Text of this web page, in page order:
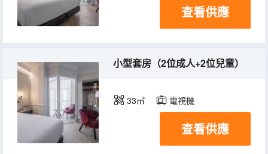
查看供應
小型套房（2位成人+2位兒童）
33㎡ 電視機
查看供應